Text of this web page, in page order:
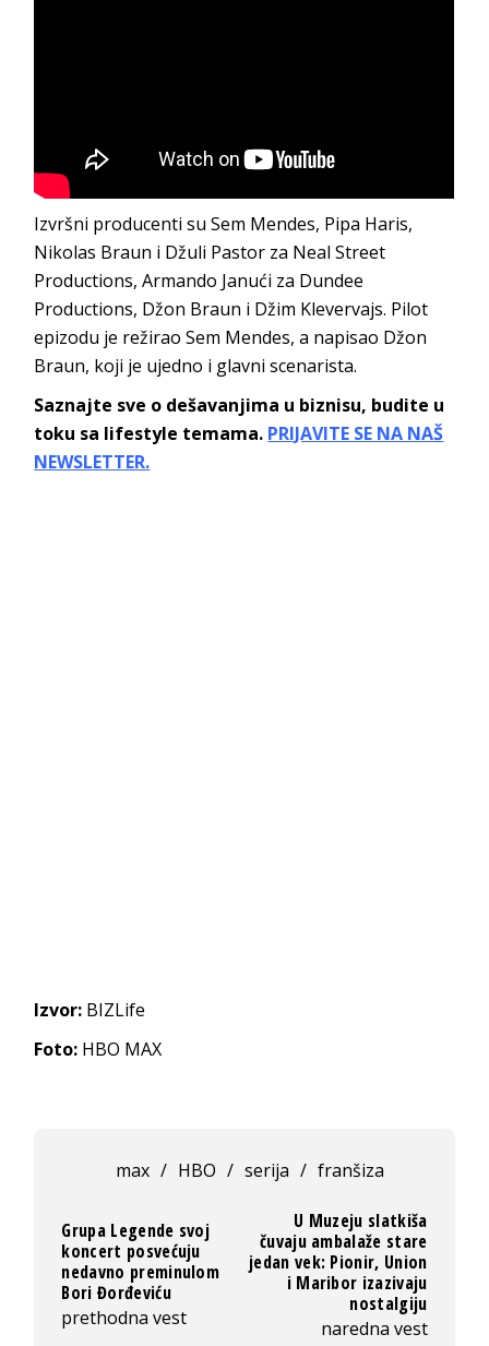
Izvršni producenti su Sem Mendes, Pipa Haris,
Nikolas Braun i Džuli Pastor za Neal Street
Productions, Armando Janući za Dundee
Productions, Džon Braun i Džim Klevervajs. Pilot
epizodu je režirao Sem Mendes, a napisao Džon
Braun, koji je ujedno i glavni scenarista.
Saznajte sve o dešavanjima u biznisu, budite u
toku sa lifestyle temama. PRIJAVITE SE NA NAŠ
NEWSLETTER.
Izvor: BIZLife
Foto: HBO MAX
max / HBO / serija / franšiza
Grupa Legende svoj
koncert posvećuju
nedavno preminulom
Bori Đorđeviću
prethodna vest
U Muzeju slatkiša
čuvaju ambalaže stare
jedan vek: Pionir, Union
i Maribor izazivaju
nostalgiju
naredna vest